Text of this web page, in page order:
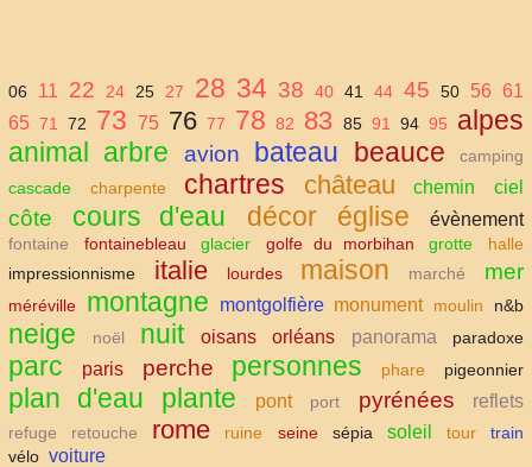
06 11 22 24 25 27 28 34 38 40 41 44 45 50 56 61
65 71 72 73 75 76 77 78 82 83 85 91 94 95
alpes
animal arbre avion bateau beauce
camping
cascade
charpente chartres château chemin ciel
côte cours d'eau décor église évènement
fontaine fontainebleau glacier golfe du morbihan grotte
halle
impressionnisme
italie lourdes maison marché mer
méréville montagne montgolfière monument moulin n&b
neige noël nuit oisans orléans panorama paradoxe
parc paris perche personnes phare pigeonnier
plan d'eau plante pont port pyrénées reflets
refuge retouche rome ruine seine sépia soleil tour
train
vélo voiture